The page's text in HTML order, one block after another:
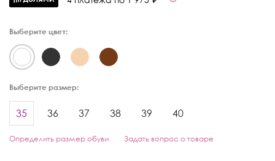
Выберите цвет:
Выберите размер:
35 36 37 38 39 40
Определить размер обуви Задать вопрос о товаре